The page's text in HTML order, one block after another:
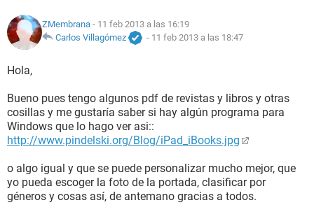
ZMembrana - 11 feb 2013 a las 16:19
Carlos Villagómez
- 11 feb 2013 a las 18:47
Hola,
Bueno pues tengo algunos pdf de revistas y libros y otras
cosillas y me gustaría saber si hay algún programa para
Windows que lo hago ver asi::
http://www.pindelski.org/Blog/iPad_iBooks.jpg
o algo igual y que se puede personalizar mucho mejor, que
yo pueda escoger la foto de la portada, clasificar por
géneros y cosas así, de antemano gracias a todos.